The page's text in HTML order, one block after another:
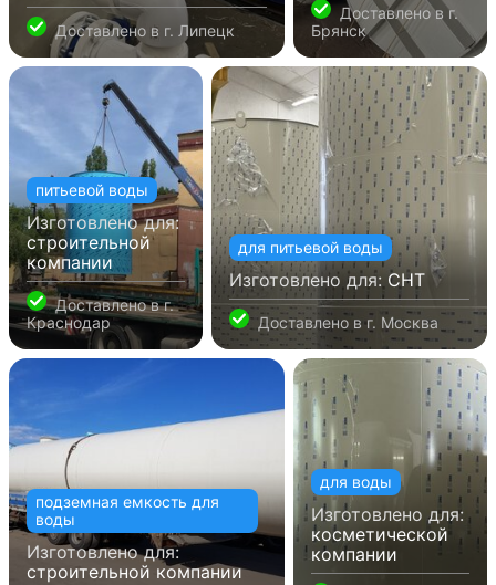
Доставлено в г. Липецк
Доставлено вг.
Брянск
питьевой воды
Изготовлено для:
строительной
компании
Доставлено вг.
Краснодар
для питьевой воды
Изготовлено для: СНТ
Доставлено вг. Москва
подземная емкость для
воды
Изготовлено для:
строительной компании
для воды
Изготовлено для:
косметической
компании